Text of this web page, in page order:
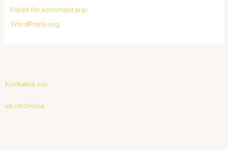
Flöde för kommentarer
WordPress.org
Kontakta oss
IdrottOnline